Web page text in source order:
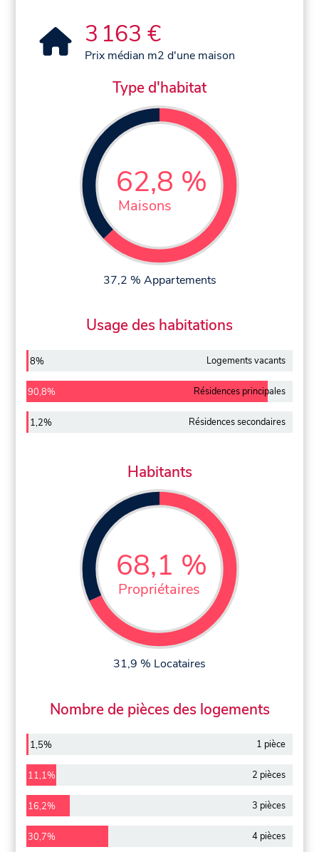
3 163 €
Prix médian m2 d'une maison
Type d'habitat
62,8 %
Maisons
37,2 % Appartements
Usage des habitations
8% Logements vacants
90,8% Résidences principales
1,2% Résidences secondaires
Habitants
68,1 %
Propriétaires
31,9 % Locataires
Nombre de pièces des logements
1,5% 1 pièce
11,1% 2 pièces
16,2% 3 pièces
30,7% 4 pièces